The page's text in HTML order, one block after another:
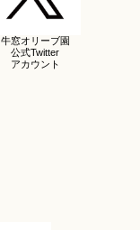
牛窓オリーブ園
公式Twitter
アカウント